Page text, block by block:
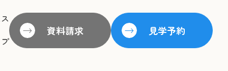
資料請求 見学予約